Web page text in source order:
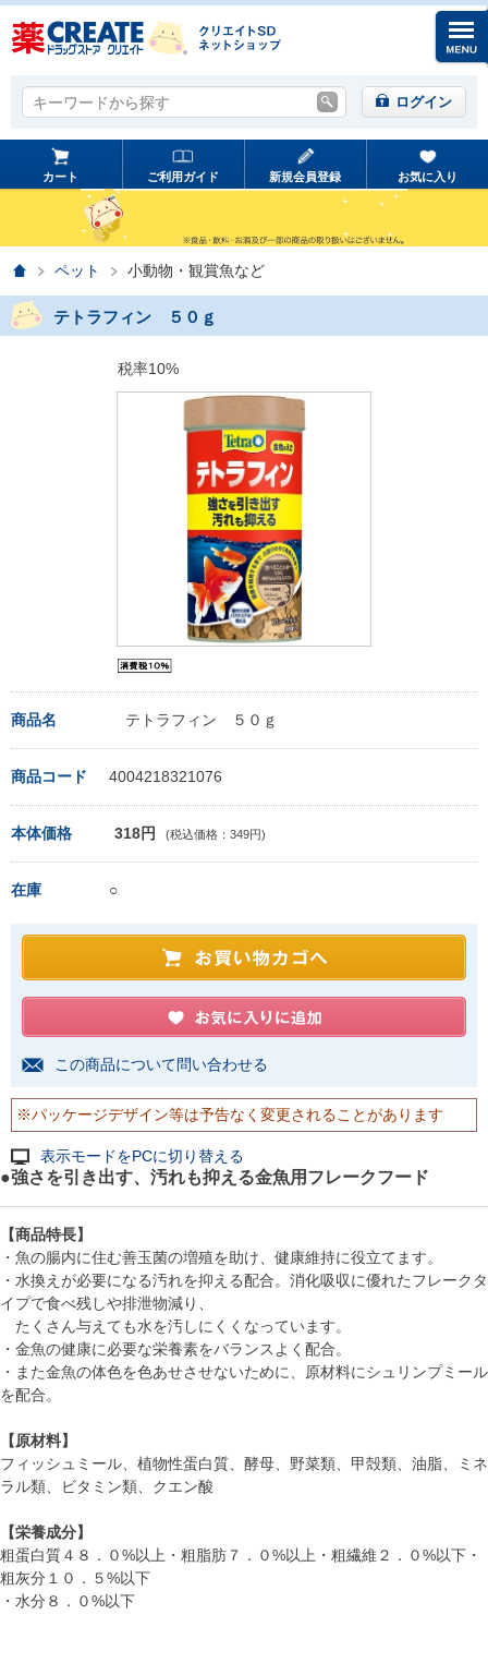
キーワードから探す
キーワードから探す ログイン
カート ご利用ガイド 新規会員登録 お気に入り
ホームペット 小動物・観賞魚など
テトラフィン ５０ｇ
税率10%
商品名 テトラフィン ５０ｇ
商品コード 4004218321076
本体価格 318円 (税込価格：349円)
在庫 ○
この商品について問い合わせる
※パッケージデザイン等は予告なく変更されることがあります
表示モードをPCに切り替える
●強さを引き出す、汚れも抑える金魚用フレークフード
【商品特長】
・魚の腸内に住む善玉菌の増殖を助け、健康維持に役立てます。
・水換えが必要になる汚れを抑える配合。消化吸収に優れたフレークタ
イプで食べ残しや排泄物減り、
たくさん与えても水を汚しにくくなっています。
・金魚の健康に必要な栄養素をバランスよく配合。
・また金魚の体色を色あせさせないために、原材料にシュリンプミール
を配合。
【原材料】
フィッシュミール、植物性蛋白質、酵母、野菜類、甲殻類、油脂、ミネ
ラル類、ビタミン類、クエン酸
【栄養成分】
粗蛋白質４８．０%以上・粗脂肪７．０%以上・粗繊維２．０%以下・
粗灰分１０．５%以下
・水分８．０%以下